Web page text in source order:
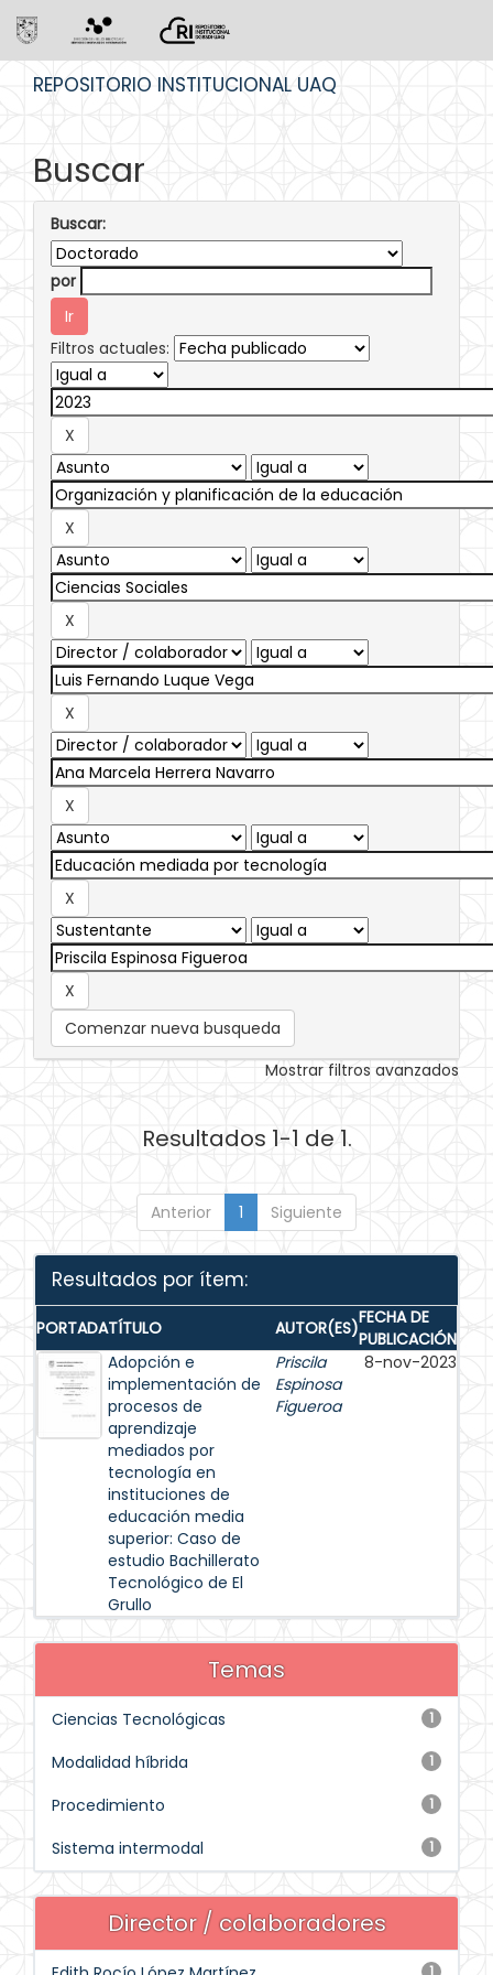
REPOSITORIO INSTITUCIONAL UAQ
Buscar
Buscar:
por
Filtros actuales:
Comenzar nueva busqueda
Mostrar filtros avanzados
Resultados 1-1 de 1.
Anterior 1 Siguiente
Resultados por ítem:
PORTADATÍTULO AUTOR(ES)FECHA DE
PUBLICACIÓN
Adopción e
implementación de
procesos de
aprendizaje
mediados por
tecnología en
instituciones de
educación media
superior: Caso de
estudio Bachillerato
Tecnológico de El
Grullo
Priscila
Espinosa
Figueroa
8-nov-2023
Temas
1
Ciencias Tecnológicas
1
Modalidad híbrida
1
Procedimiento
1
Sistema intermodal
Director / colaboradores
1